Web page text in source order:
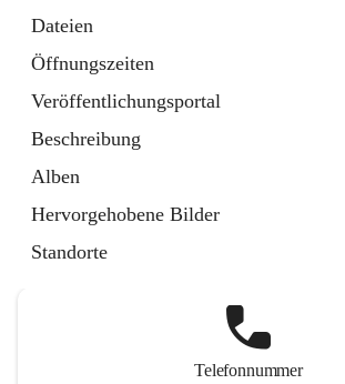
Dateien
Öffnungszeiten
Veröffentlichungsportal
Beschreibung
Alben
Hervorgehobene Bilder
Standorte
Telefonnummer